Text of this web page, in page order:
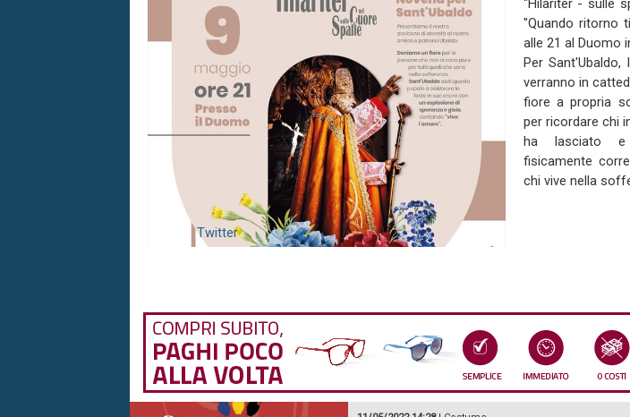
"Hilariter - sulle
"Quando ritorno
alle 21 al Duomo
Per
verranno in
fiore a propria
per ricordare chi
ha lasciato
fisicamente
chi vive nella
Twitter